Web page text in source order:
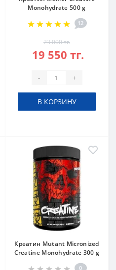
Monohydrate 500 g
12
23 000 тг.
19 550 тг.
- +
В КОРЗИНУ
Креатин Mutant Micronized
Creatine Monohydrate 300 g
0